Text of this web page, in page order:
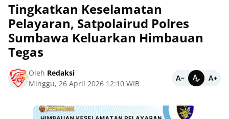
Tingkatkan Keselamatan
Pelayaran, Satpolairud Polres
Sumbawa Keluarkan Himbauan
Tegas
Oleh Redaksi
Minggu, 26 April 2026 12:10 WIB